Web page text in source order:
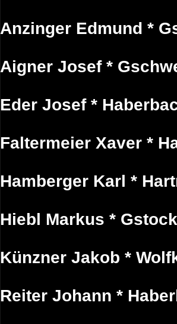
Anzinger Edmund *
Aigner Josef *
Eder Josef *
Faltermeier Xaver *
Hamberger Karl *
Hiebl Markus *
Künzner Jakob *
Reiter Johann *